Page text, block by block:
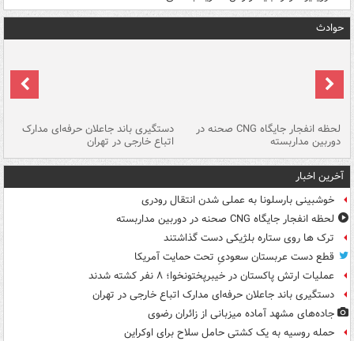
حوادث
لحظه انفجار جایگاه CNG صحنه در
دوربین مداربسته
دستگیری باند جاعلان حرفه‌ای مدارک
اتباع خارجی در تهران
آخرین اخبار
خوشبینی بارسلونا به عملی شدن انتقال رودری
لحظه انفجار جایگاه CNG صحنه در دوربین مداربسته
ترک ها روی ستاره بلژیکی دست گذاشتند
قطع دست عربستان سعودیِ تحت حمایت آمریکا
عملیات ارتش پاکستان در خیبرپختونخوا؛ ۸ نفر کشته شدند
دستگیری باند جاعلان حرفه‌ای مدارک اتباع خارجی در تهران
جاده‌های مشهد آماده میزبانی از زائران رضوی
حمله روسیه به یک کشتی حامل سلاح برای اوکراین